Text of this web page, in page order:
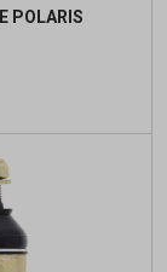
POLARIS